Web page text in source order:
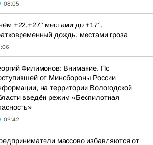
08:05
+22,+27° местами до +17°,
дождь, местами гроза
Филимонов: Внимание. По
от Минобороны России
на территории Вологодской
введён режим «Беспилотная
03:42
массово избавляются от